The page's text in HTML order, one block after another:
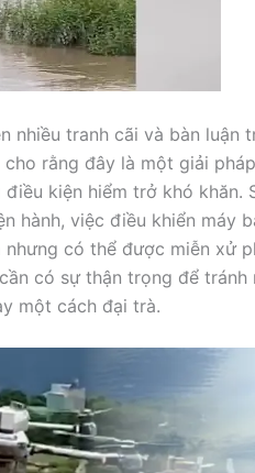
nhiều tranh cãi và bàn
rằng đây là một giải
kiện hiểm trở khó khăn.
hành, việc điều khiển máy
có thể được miễn xử
có sự thận trọng để
một cách đại trà.